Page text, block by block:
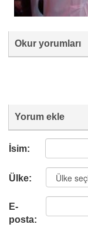
Okur yorumları
Yorum ekle
İsim:
Ülke:
E-
posta: